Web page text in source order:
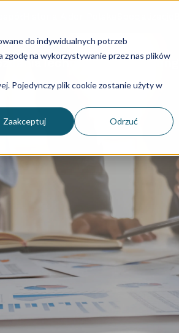
do indywidualnych potrzeb
na wykorzystywanie przez nas plików
Pojedynczy plik cookie zostanie użyty w
Zaakceptuj Odrzuć
TechnologiaConsulting